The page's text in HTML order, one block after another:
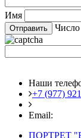
Имя
Число
Наши
+7 (977)
Email:
ПОРТРЕТ